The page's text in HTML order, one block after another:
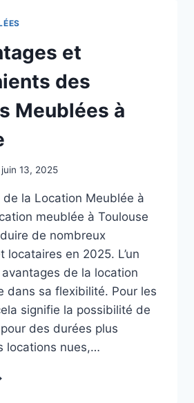
et
des
Meublées à
juin 13, 2025
de la Location Meublée à
meublée à Toulouse
de nombreux
locataires en 2025. L’un
de la location
dans sa flexibilité. Pour les
signifie la possibilité de
des durées plus
locations nues,…